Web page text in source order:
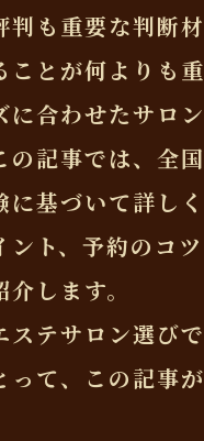
判も重要な判断
ことが何よりも
に合わせたサロ
の記事では、全
に基づいて詳し
ント、予約のコ
介します。
ステサロン選び
って、この記事